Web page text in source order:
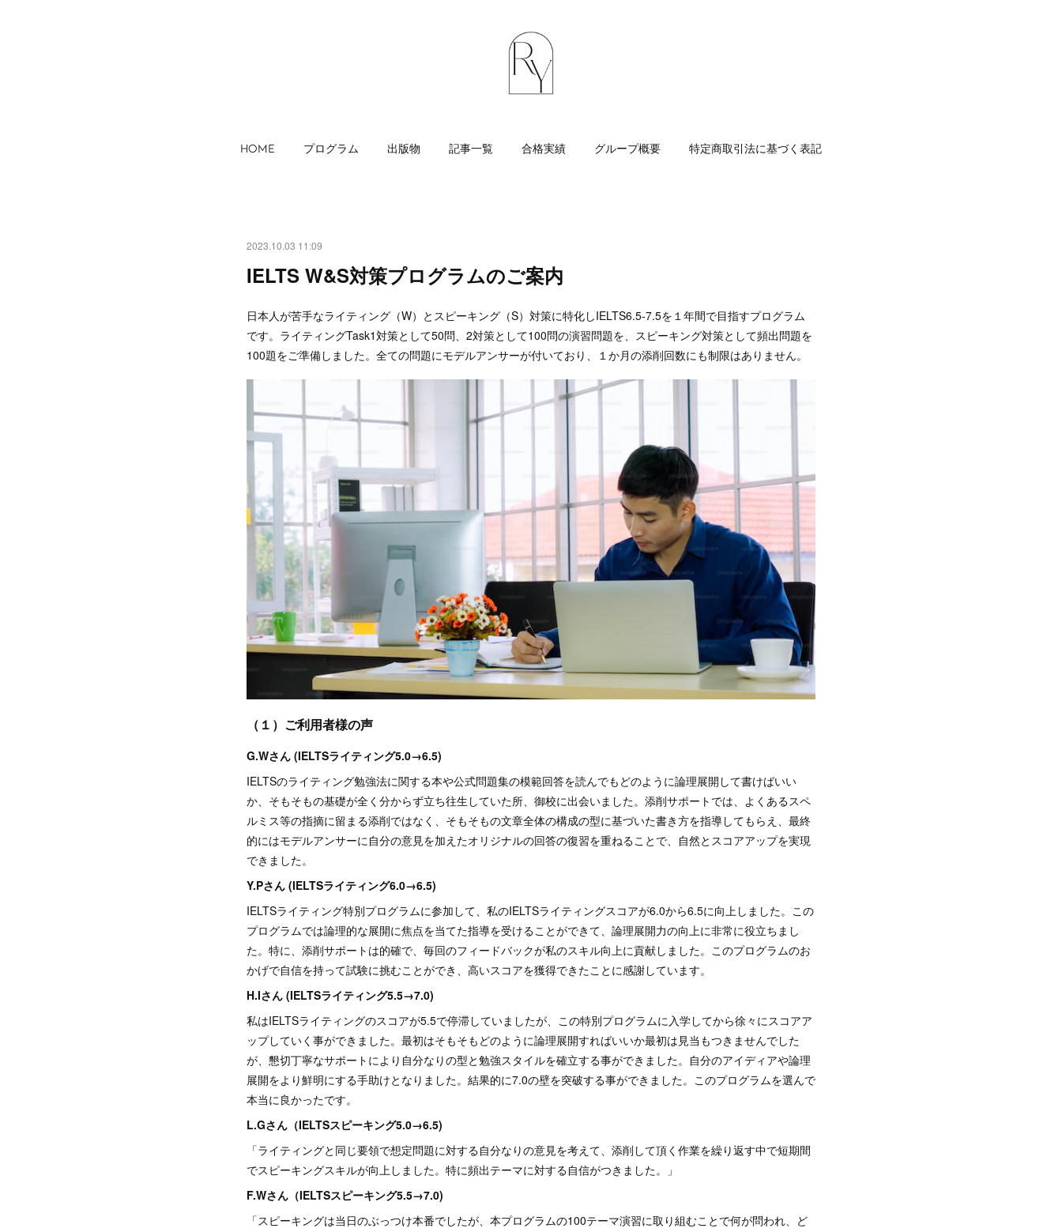
HOME プログラム 出版物 記事一覧 合格実績 グループ概要 特定商取引法に基づく表記
2023.10.03 11:09
IELTS W&S対策プログラムのご案内
日本人が苦手なライティング（W）とスピーキング（S）対策に特化しIELTS6.5-7.5を１年間で目指すプログラム
です。ライティングTask1対策として50問、2対策として100問の演習問題を、スピーキング対策として頻出問題を
100題をご準備しました。全ての問題にモデルアンサーが付いており、１か月の添削回数にも制限はありません。
（１）ご利用者様の声
G.Wさん (IELTSライティング5.0→6.5)
IELTSのライティング勉強法に関する本や公式問題集の模範回答を読んでもどのように論理展開して書けばいい
か、そもそもの基礎が全く分からず立ち往生していた所、御校に出会いました。添削サポートでは、よくあるスペ
ルミス等の指摘に留まる添削ではなく、そもそもの文章全体の構成の型に基づいた書き方を指導してもらえ、最終
的にはモデルアンサーに自分の意見を加えたオリジナルの回答の復習を重ねることで、自然とスコアアップを実現
できました。
Y.Pさん (IELTSライティング6.0→6.5)
IELTSライティング特別プログラムに参加して、私のIELTSライティングスコアが6.0から6.5に向上しました。この
プログラムでは論理的な展開に焦点を当てた指導を受けることができて、論理展開力の向上に非常に役立ちまし
た。特に、添削サポートは的確で、毎回のフィードバックが私のスキル向上に貢献しました。このプログラムのお
かげで自信を持って試験に挑むことができ、高いスコアを獲得できたことに感謝しています。
H.Iさん (IELTSライティング5.5→7.0)
私はIELTSライティングのスコアが5.5で停滞していましたが、この特別プログラムに入学してから徐々にスコアア
ップしていく事ができました。最初はそもそもどのように論理展開すればいいか最初は見当もつきませんでした
が、懇切丁寧なサポートにより自分なりの型と勉強スタイルを確立する事ができました。自分のアイディアや論理
展開をより鮮明にする手助けとなりました。結果的に7.0の壁を突破する事ができました。このプログラムを選んで
本当に良かったです。
L.Gさん（IELTSスピーキング5.0→6.5)
「ライティングと同じ要領で想定問題に対する自分なりの意見を考えて、添削して頂く作業を繰り返す中で短期間
でスピーキングスキルが向上しました。特に頻出テーマに対する自信がつきました。」
F.Wさん（IELTSスピーキング5.5→7.0)
「スピーキングは当日のぶっつけ本番でしたが、本プログラムの100テーマ演習に取り組むことで何が問われ、ど